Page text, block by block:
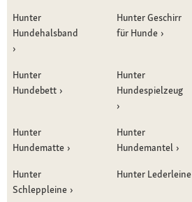
Hunter
Hundehalsband
Hunter Geschirr
für Hunde
Hunter
Hundebett
Hunter
Hundespielzeug
Hunter
Hundematte
Hunter
Hundemantel
Hunter
Schleppleine
Hunter Lederleine